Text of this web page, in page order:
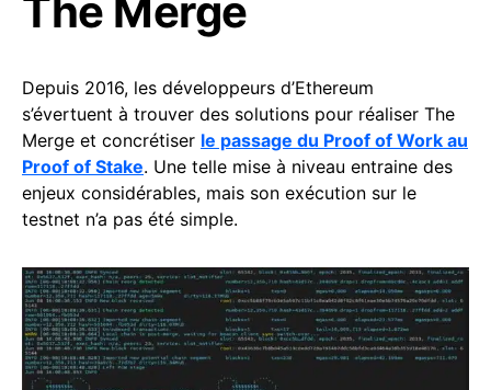
The Merge
Depuis 2016, les développeurs d’Ethereum
s’évertuent à trouver des solutions pour réaliser The
Merge et concrétiser le passage du Proof of Work au
Proof of Stake. Une telle mise à niveau entraine des
enjeux considérables, mais son exécution sur le
testnet n’a pas été simple.